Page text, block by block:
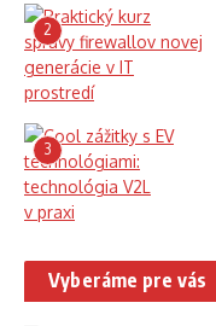
2
3
Vyberáme pre vás